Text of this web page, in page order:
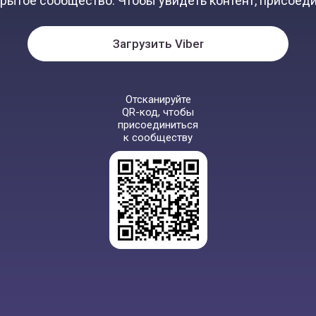
Загрузить Viber
Отсканируйте
QR-код, чтобы
присоединиться
к сообществу